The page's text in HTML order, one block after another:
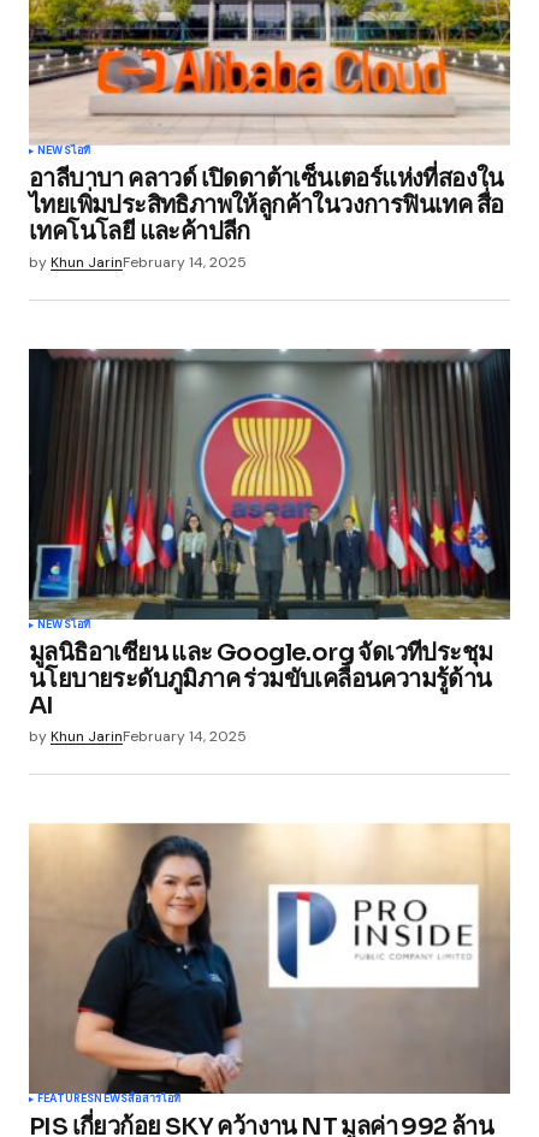
NEWSไอที
อาลีบาบา คลาวด์ เปิดดาต้าเซ็นเตอร์แห่งที่สองใน
ไทยเพิ่มประสิทธิภาพให้ลูกค้าในวงการฟินเทค สื่อ
เทคโนโลยี และค้าปลีก
byKhun JarinFebruary 14, 2025
NEWSไอที
มูลนิธิอาเซียน และ Google.org จัดเวทีประชุม
นโยบายระดับภูมิภาค ร่วมขับเคลื่อนความรู้ด้าน
AI
byKhun JarinFebruary 14, 2025
FEATURESNEWSสื่อสารไอที
PIS เกี่ยวก้อย SKY คว้างาน NT มูลค่า 992 ล้าน